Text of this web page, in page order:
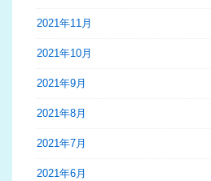
2021年11月
2021年10月
2021年9月
2021年8月
2021年7月
2021年6月